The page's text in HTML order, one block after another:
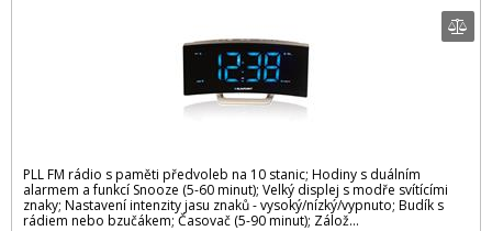
PLL FM rádio s paměti předvoleb na 10 stanic; Hodiny s duálním
alarmem a funkcí Snooze (5-60 minut); Velký displej s modře svítícími
znaky; Nastavení intenzity jasu znaků - vysoký/nízký/vypnuto; Budík s
rádiem nebo bzučákem; Časovač (5-90 minut); Zálož...